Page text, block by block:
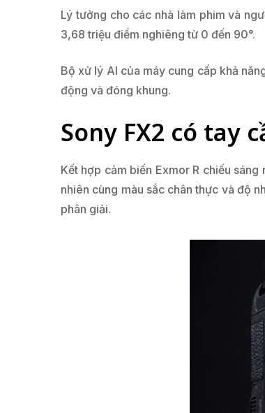
Lý tưởng cho các nhà làm phim và
3,68 triệu điểm nghiêng từ 0 đến 90°.
Bộ xử lý AI của máy cung cấp khả
động và đóng khung.
Sony FX2 có tay
Kết hợp cảm biến Exmor R chiếu
nhiên cùng màu sắc chân thực và độ
phân giải.